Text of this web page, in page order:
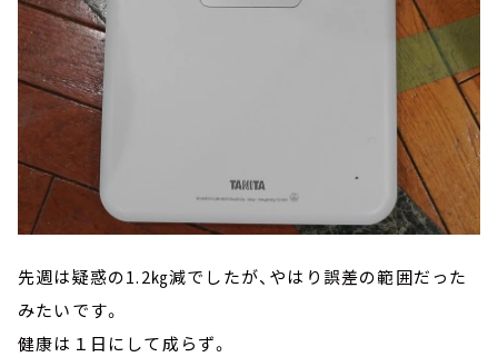
先週は疑惑の1.2㎏減でしたが、やはり誤差の範囲だった
みたいです。
健康は１日にして成らず。